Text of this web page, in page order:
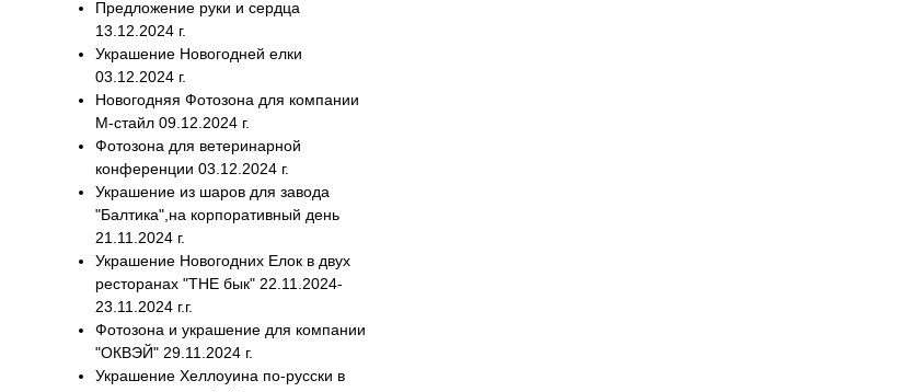
Предложение руки и сердца
13.12.2024 г.
Украшение Новогодней елки
03.12.2024 г.
Новогодняя Фотозона для компании
М-стайл 09.12.2024 г.
Фотозона для ветеринарной
конференции 03.12.2024 г.
Украшение из шаров для завода
"Балтика",на корпоративный день
21.11.2024 г.
Украшение Новогодних Елок в двух
ресторанах "THE бык" 22.11.2024-
23.11.2024 г.г.
Фотозона и украшение для компании
"ОКВЭЙ" 29.11.2024 г.
Украшение Хеллоуина по-русски в